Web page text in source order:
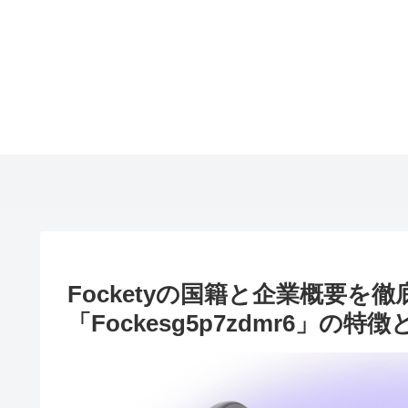
Focketyの国籍と企業概要を徹
「Fockesg5p7zdmr6」の特徴